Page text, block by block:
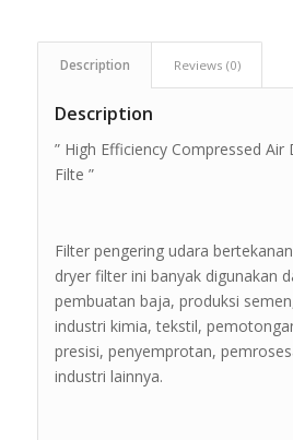
Description Reviews (0)
Description
” High Efficiency Compressed
Filte ”
Filter pengering udara
dryer filter ini banyak digunakan
pembuatan baja, produksi
industri kimia, tekstil,
presisi, penyemprotan,
industri lainnya.